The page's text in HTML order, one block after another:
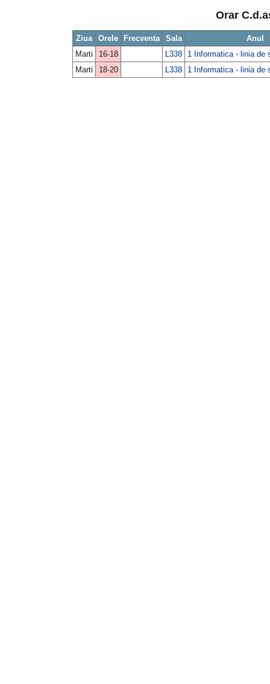
Orar
Ziua Orele Frecventa Sala
Anul
Marti
16-18 L338
1 Informatica - linia de
Marti
18-20 L338 1 Informatica - linia de